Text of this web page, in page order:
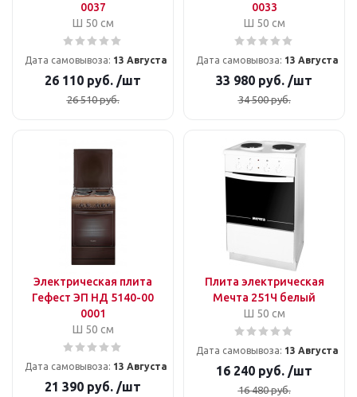
0037
Ш 50 см
Дата самовывоза: 13 Августа
26 110 руб. /шт
26 510руб.
0033
Ш 50 см
Дата самовывоза: 13 Августа
33 980 руб. /шт
34 500руб.
Электрическая плита
Гефест ЭП НД 5140-00
0001
Ш 50 см
Дата самовывоза: 13 Августа
21 390 руб. /шт
Плита электрическая
Мечта 251Ч белый
Ш 50 см
Дата самовывоза: 13 Августа
16 240 руб. /шт
16 480руб.